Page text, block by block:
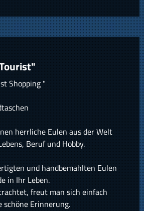
Shopping "
herrliche Eulen aus der Welt
Beruf und Hobby.
und handbemahlten Eulen
in Ihr Leben.
freut man sich einfach
schöne Erinnerung.